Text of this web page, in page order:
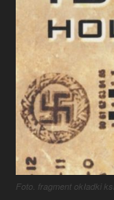
Foto. fragment okładki